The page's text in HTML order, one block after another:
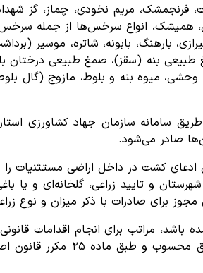
فرنجمشک، مریم نخودی، چماز، گز
همیشک، انواع سرخس‌ها از جمله سرخس
بارهنگ، بابونه، شاتره، موسیر
بنه (سقز)، صمغ طبیعی درختان
میوه بنه و بلوط، مازوج (گال
سامانه سازمان جهاد کشاورزی
صادر می‌شود.
کشت در داخل اراضی مستثنیات
و تایید زراعی، گلخانه‌ای و یا
برای صادرات با ذکر میزان و نوع
مراتب برای انجام اقدامات
سمطا صورت می‌گیرد و بدیهی